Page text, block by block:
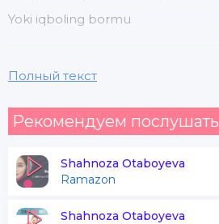
Yoki iqboling bormu
Ko'nglimni asir etgan
Chiroyli bo'ylaringdurey
Nurli pokliging qo'yay
Mehnating o'ylarngdur
Полный текст
Рекомендуем послушать
Shahnoza Otaboyeva
Ramazon
Shahnoza Otaboyeva